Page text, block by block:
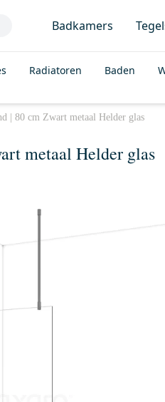
Badkamers
Radiatoren Baden
| 80 cm Zwart metaal Helder glas
metaal Helder glas